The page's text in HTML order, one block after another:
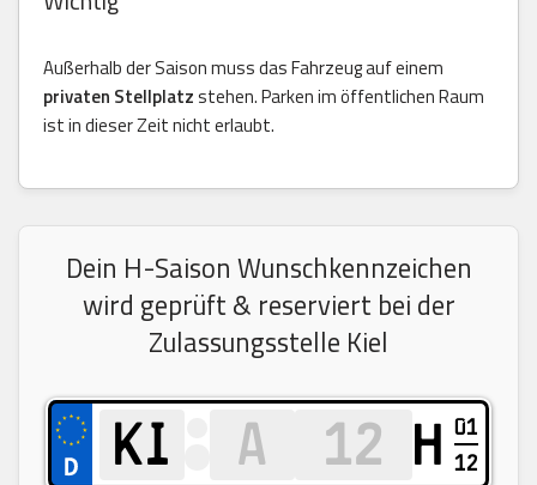
Außerhalb der Saison muss das Fahrzeug auf einem
privaten Stellplatzstehen. Parken im öffentlichen Raum
ist in dieser Zeit nicht erlaubt.
Dein H-Saison Wunschkennzeichen
wird geprüft & reserviert bei der
Zulassungsstelle Kiel
H 01
12